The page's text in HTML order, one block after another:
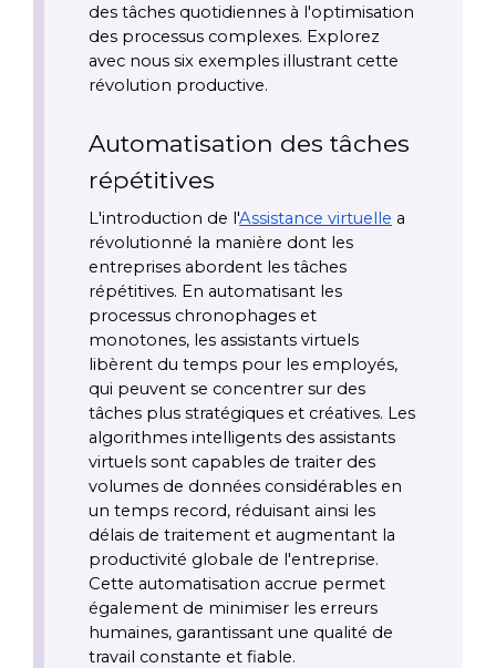
des tâches quotidiennes à l'optimisation
des processus complexes. Explorez
avec nous six exemples illustrant cette
révolution productive.
Automatisation des tâches
répétitives
L'introduction de l'Assistance virtuelle a
révolutionné la manière dont les
entreprises abordent les tâches
répétitives. En automatisant les
processus chronophages et
monotones, les assistants virtuels
libèrent du temps pour les employés,
qui peuvent se concentrer sur des
tâches plus stratégiques et créatives. Les
algorithmes intelligents des assistants
virtuels sont capables de traiter des
volumes de données considérables en
un temps record, réduisant ainsi les
délais de traitement et augmentant la
productivité globale de l'entreprise.
Cette automatisation accrue permet
également de minimiser les erreurs
humaines, garantissant une qualité de
travail constante et fiable.